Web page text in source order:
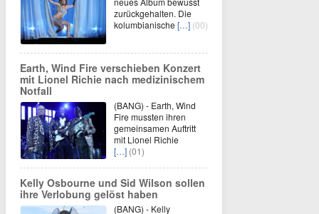
zurückgehalten. Die
kolumbianische […] (00)
Earth, Wind Fire verschieben Konzert
mit Lionel Richie nach medizinischem
Notfall
(BANG) - Earth, Wind
Fire mussten ihren
gemeinsamen Auftritt
mit Lionel Richie
[…] (01)
Kelly Osbourne und Sid Wilson sollen
ihre Verlobung gelöst haben
(BANG) - Kelly